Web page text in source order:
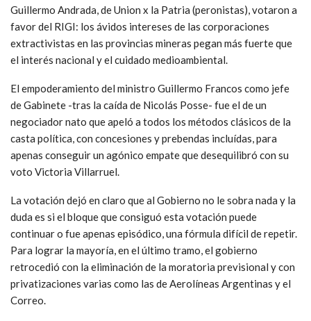
Guillermo Andrada, de Union x la Patria (peronistas), votaron a
favor del RIGI: los ávidos intereses de las corporaciones
extractivistas en las provincias mineras pegan más fuerte que
el interés nacional y el cuidado medioambiental.
El empoderamiento del ministro Guillermo Francos como jefe
de Gabinete -tras la caída de Nicolás Posse- fue el de un
negociador nato que apeló a todos los métodos clásicos de la
casta política, con concesiones y prebendas incluídas, para
apenas conseguir un agónico empate que desequilibró con su
voto Victoria Villarruel.
La votación dejó en claro que al Gobierno no le sobra nada y la
duda es si el bloque que consiguó esta votación puede
continuar o fue apenas episódico, una fórmula difícil de repetir.
Para lograr la mayoría, en el último tramo, el gobierno
retrocedió con la eliminación de la moratoria previsional y con
privatizaciones varias como las de Aerolíneas Argentinas y el
Correo.